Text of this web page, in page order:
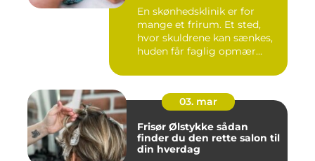
En skønhedsklinik er for
mange et frirum. Et sted,
hvor skuldrene kan sænkes,
huden får faglig opmær...
03. mar
Frisør Ølstykke sådan
finder du den rette salon til
din hverdag